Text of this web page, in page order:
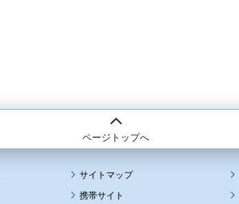
ページトップへ
サイトマップ
携帯サイト